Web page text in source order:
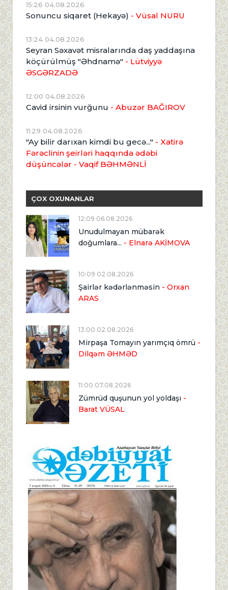
15:26 04.08.2026
Sonuncu siqaret (Hekayə) - Vüsal NURU
13:24 04.08.2026
Seyran Səxavət misralarında daş yaddaşına
köçürülmüş "Əhdnamə" - Lütviyyə
ƏSGƏRZADƏ
12:00 04.08.2026
Cavid irsinin vurğunu - Abuzər BAĞIROV
11:29 04.08.2026
"Ay bilir darıxan kimdi bu gecə..." - Xatirə
Fərəclinin şeirləri haqqında ədəbi
düşüncələr - Vaqif BƏHMƏNLİ
ÇOX OXUNANLAR
12:09 06.08.2026
Unudulmayan mübarək
doğumlara... - Elnarə AKİMOVA
10:09 02.08.2026
Şairlər kədərlənməsin - Orxan
ARAS
13:00 02.08.2026
Mirpaşa Tomayın yarımçıq ömrü -
Dilqəm ƏHMƏD
11:00 07.08.2026
Zümrüd quşunun yol yoldaşı -
Barat VÜSAL